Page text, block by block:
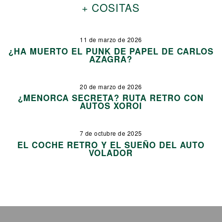
+ COSITAS
11 de marzo de 2026
¿HA MUERTO EL PUNK DE PAPEL DE CARLOS
AZAGRA?
20 de marzo de 2026
¿MENORCA SECRETA? RUTA RETRO CON
AUTOS XOROI
7 de octubre de 2025
EL COCHE RETRO Y EL SUEÑO DEL AUTO
VOLADOR